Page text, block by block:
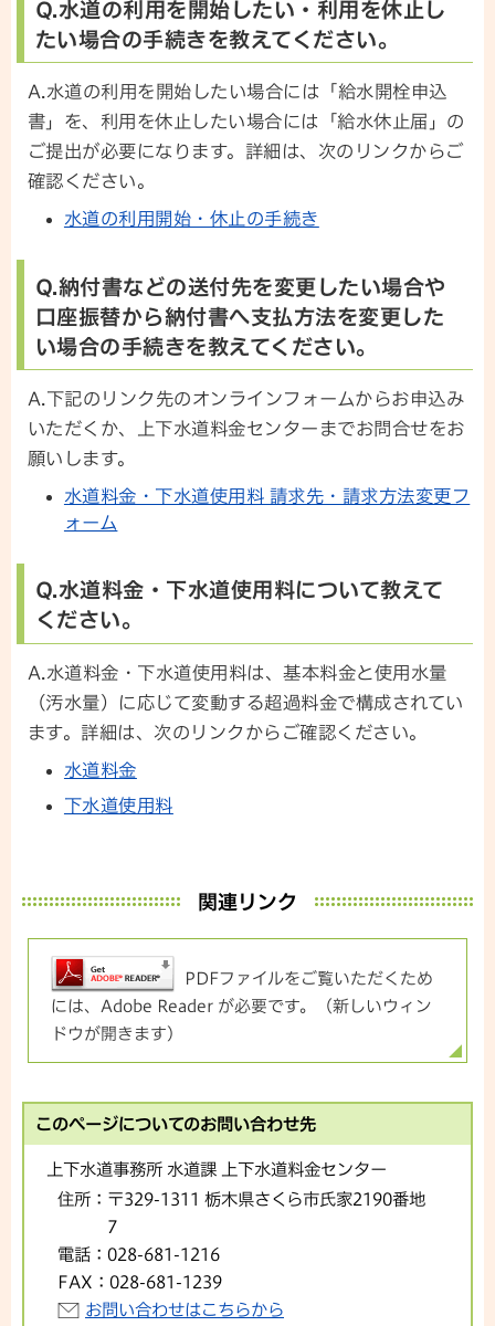
Q.水道の利用を開始したい・利用を休止し
たい場合の手続きを教えてください。
A.水道の利用を開始したい場合には「給水開栓申込
書」を、利用を休止したい場合には「給水休止届」の
ご提出が必要になります。詳細は、次のリンクからご
確認ください。
水道の利用開始・休止の手続き
Q.納付書などの送付先を変更したい場合や
口座振替から納付書へ支払方法を変更した
い場合の手続きを教えてください。
A.下記のリンク先のオンラインフォームからお申込み
いただくか、上下水道料金センターまでお問合せをお
願いします。
水道料金・下水道使用料 請求先・請求方法変更フ
ォーム
Q.水道料金・下水道使用料について教えて
ください。
A.水道料金・下水道使用料は、基本料金と使用水量
（汚水量）に応じて変動する超過料金で構成されてい
ます。詳細は、次のリンクからご確認ください。
水道料金
下水道使用料
関連リンク
PDFファイルをご覧いただくため
には、Adobe Reader が必要です。（新しいウィン
ドウが開きます）
このページについてのお問い合わせ先
上下水道事務所 水道課 上下水道料金センター
住所： 〒329-1311 栃木県さくら市氏家2190番地
7
電話： 028-681-1216
FAX： 028-681-1239
お問い合わせはこちらから